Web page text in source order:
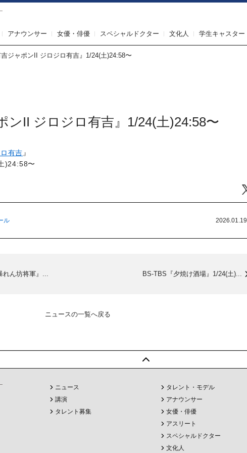
アナウンサー 女優・俳優 スペシャルドクター 文化人 学生キャスター
ジャポンII ジロジロ有吉』1/24(土)24:58〜
ンII ジロジロ有吉』1/24(土)24:58〜
有吉 』
)24:58〜
ル 2026.01.19
れん坊将軍』... BS-TBS『夕焼け酒場』1/24(土)...
ニュースの一覧へ戻る
ニュース
講演
タレント募集
タレント・モデル
アナウンサー
女優・俳優
アスリート
スペシャルドクター
文化人